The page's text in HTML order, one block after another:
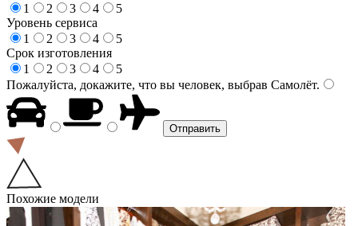
1
2 3 4
5
Уровень сервиса
1
2 3 4
5
Срок изготовления
1
2 3 4
5
Пожалуйста, докажите, что вы человек, выбрав Самолёт.
Похожие модели